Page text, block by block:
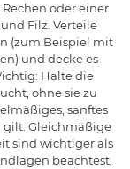
oder einer
Filz. Verteile
(zum Beispiel mit
und decke es
Halte die
ohne sie zu
sanftes
gilt: Gleichmäßige
sind wichtiger als
beachtest,